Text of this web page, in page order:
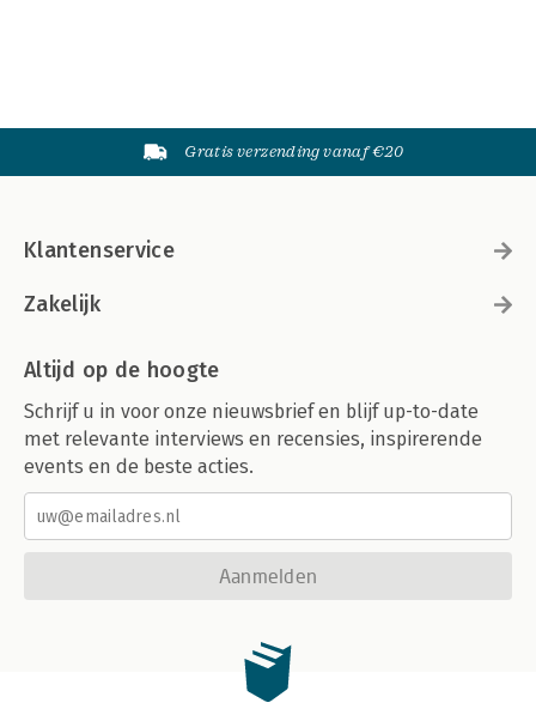
Gratis verzending vanaf €20
Klantenservice
Zakelijk
Altijd op de hoogte
Schrijf u in voor onze nieuwsbrief en blijf up-to-date
met relevante interviews en recensies, inspirerende
events en de beste acties.
Aanmelden